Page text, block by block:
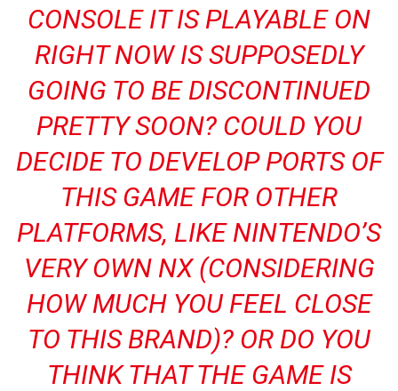
CONSOLE IT IS PLAYABLE ON
RIGHT NOW IS SUPPOSEDLY
GOING TO BE DISCONTINUED
PRETTY SOON? COULD YOU
DECIDE TO DEVELOP PORTS OF
THIS GAME FOR OTHER
PLATFORMS, LIKE NINTENDO’S
VERY OWN NX (CONSIDERING
HOW MUCH YOU FEEL CLOSE
TO THIS BRAND)? OR DO YOU
THINK THAT THE GAME IS